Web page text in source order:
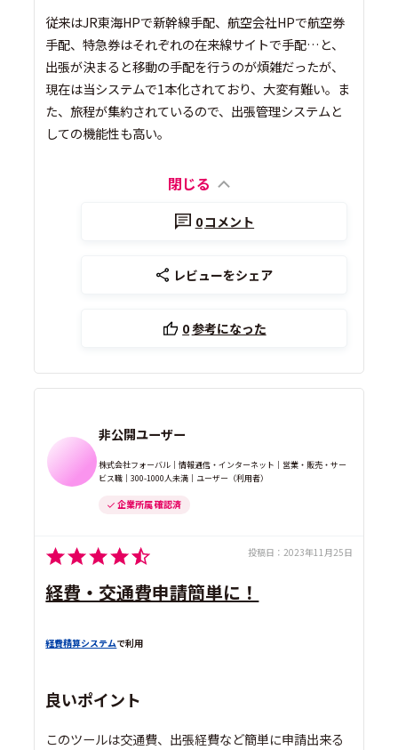
従来はJR東海HPで新幹線手配、航空会社HPで航空券
手配、特急券はそれぞれの在来線サイトで手配…と、
出張が決まると移動の手配を行うのが煩雑だったが、
現在は当システムで1本化されており、大変有難い。ま
た、旅程が集約されているので、出張管理システムと
しての機能性も高い。
閉じる
0コメント
レビューをシェア
0参考になった
非公開ユーザー
株式会社フォーバル｜情報通信・インターネット｜営業・販売・サー
ビス職｜300-1000人未満｜ユーザー（利用者）
企業所属 確認済
投稿日： 2023年11月25日
経費・交通費申請簡単に！
経費精算システムで利用
良いポイント
このツールは交通費、出張経費など簡単に申請出来る